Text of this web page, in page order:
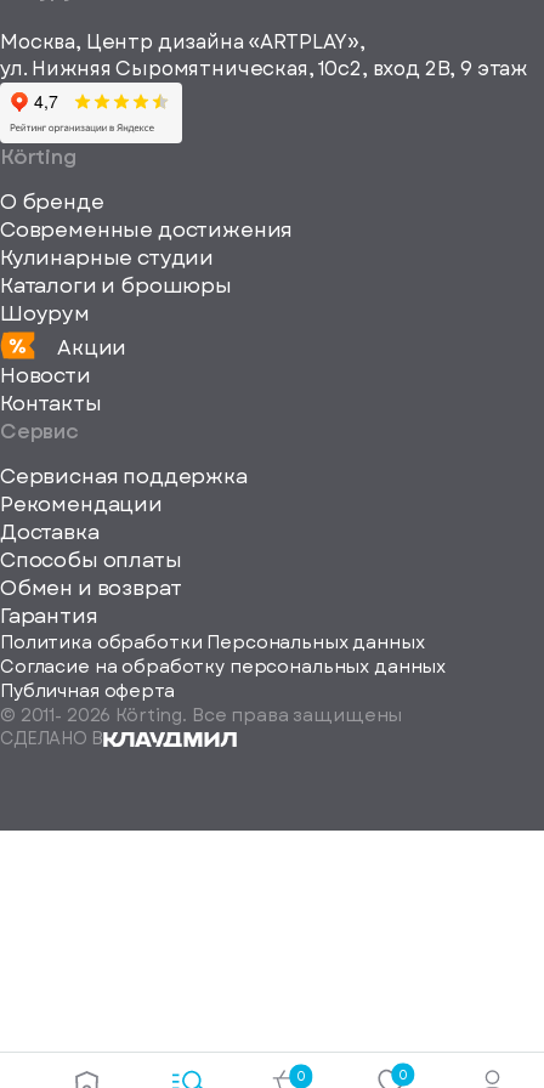
информационные
материалы
viewBox="0
0
Москва, Центр дизайна «ARTPLAY»,
ул. Нижняя Сыромятническая, 10с2, вход 2B, 9 этаж
Körting
О бренде
Современные достижения
Кулинарные студии
Каталоги и брошюры
Шоурум
Акции
Новости
Контакты
Сервис
Сервисная поддержка
Рекомендации
Доставка
Способы оплаты
Обмен и возврат
Гарантия
Политика обработки Персональных данных
Согласие на обработку персональных данных
Публичная оферта
© 2011- 2026 Körting. Все права защищены
СДЕЛАНО В
0 0
Определить
на-